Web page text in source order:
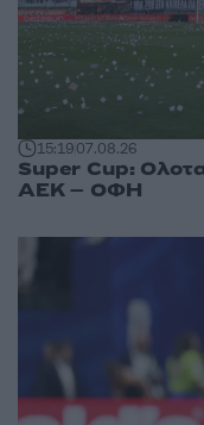
15:1907.08.26
Super Cup:
ΑΕΚ – ΟΦΗ